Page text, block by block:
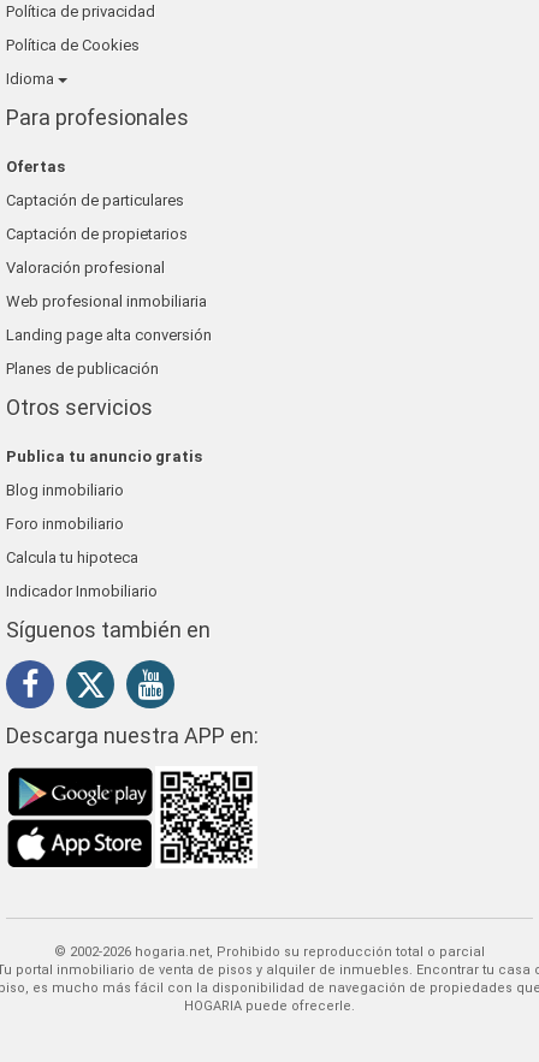
Política de privacidad
Política de Cookies
Idioma
Para profesionales
Ofertas
Captación de particulares
Captación de propietarios
Valoración profesional
Web profesional inmobiliaria
Landing page alta conversión
Planes de publicación
Otros servicios
Publica tu anuncio gratis
Blog inmobiliario
Foro inmobiliario
Calcula tu hipoteca
Indicador Inmobiliario
Síguenos también en
Descarga nuestra APP en:
© 2002-2026 hogaria.net, Prohibido su reproducción total o parcial
Encontrar tu casa o
es mucho más fácil con la disponibilidad de navegación de propiedades
HOGARIA puede ofrecerle.